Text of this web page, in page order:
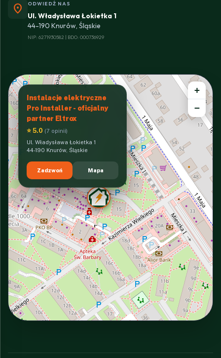
location_on ODWIEDŹ NAS
Ul. Władysława Łokietka 1
44-190 Knurów, Śląskie
NIP: 6271930582 | BDO: 000736929
Instalacje elektryczne
Pro Installer - oficjalny
partner Eltrox
⭐ 5.0 (7 opinii)
Ul. Władysława Łokietka 1
44-190 Knurów, Śląskie
Zadzwoń Mapa
+
−
INTERACTIVE VIEW